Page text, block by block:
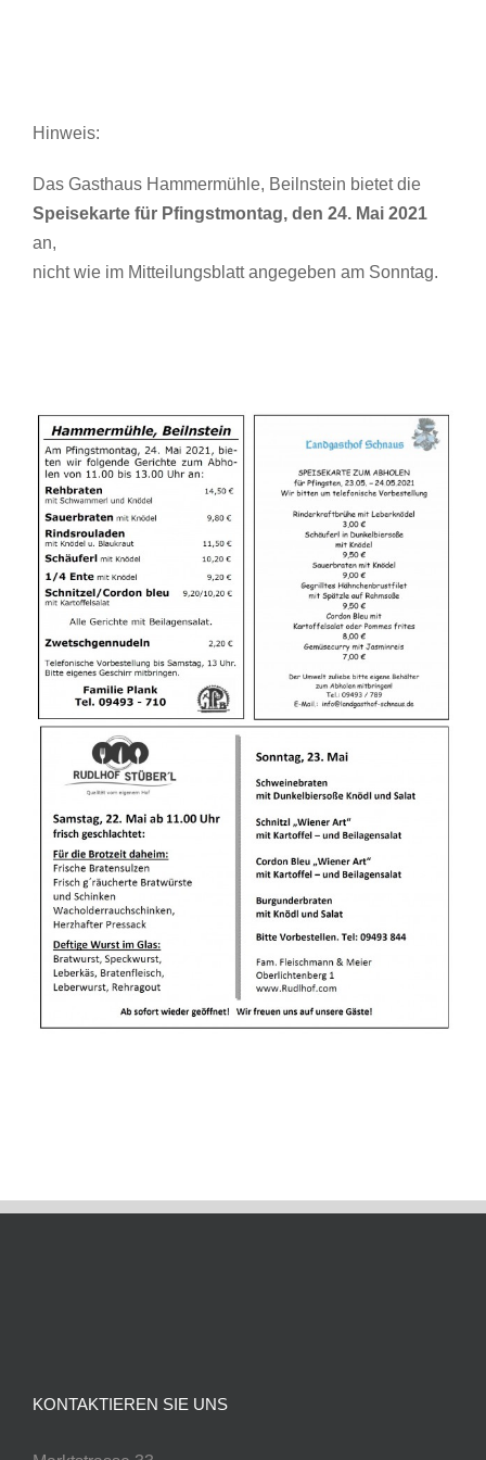
Hinweis:
Das Gasthaus Hammermühle, Beilnstein bietet die
Speisekarte für Pfingstmontag, den 24. Mai 2021
an,
nicht wie im Mitteilungsblatt angegeben am Sonntag.
KONTAKTIEREN SIE UNS